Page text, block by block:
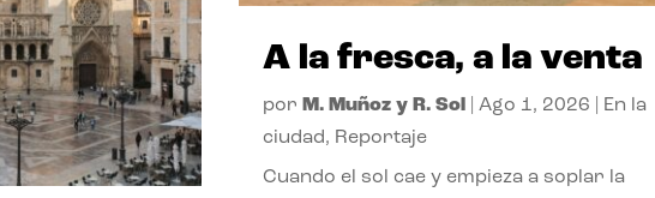
A la fresca, a la venta
por M. Muñoz y R. Sol Ago 1, 2026
En la
ciudad, Reportaje
Cuando el sol cae y empieza a soplar la